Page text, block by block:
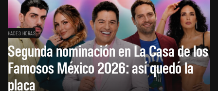
HACE 3 HORAS
Segunda nominación en La Casa de los
Famosos México 2026: así quedó la
placa